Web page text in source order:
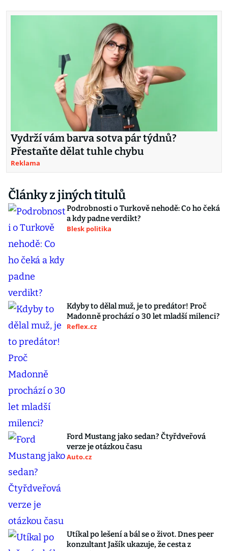
Vydrží vám barva sotva pár týdnů?
Přestaňte dělat tuhle chybu
Reklama
Články z jiných titulů
Podrobnosti o Turkově nehodě: Co ho čeká
a kdy padne verdikt?
Blesk politika
Kdyby to dělal muž, je to predátor! Proč
Madonně prochází o 30 let mladší milenci?
Reflex.cz
Ford Mustang jako sedan? Čtyřdveřová
verze je otázkou času
Auto.cz
Utíkal po lešení a bál se o život. Dnes peer
konzultant Jašík ukazuje, že cesta z